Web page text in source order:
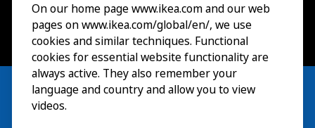
On our home page www.ikea.com and our web
pages on www.ikea.com/global/en/, we use
cookies and similar techniques. Functional
cookies for essential website functionality are
always active. They also remember your
language and country and allow you to view
videos.